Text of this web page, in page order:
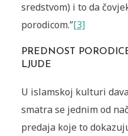
sredstvom) i to da
porodicom.”[3]
PREDNOST
LJUDE
U islamskoj kulturi
smatra se jednim od
predaja koje to